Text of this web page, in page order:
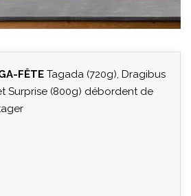
FÊTE Tagada (720g), Dragibus
Surprise (800g) débordent de